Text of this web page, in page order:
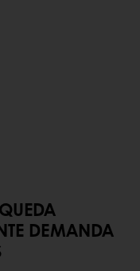
DEMANDA